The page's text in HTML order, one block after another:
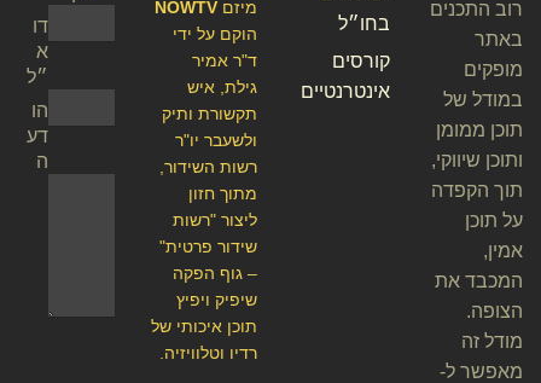
דו
א
״ל
הו
דע
מיזםNOWTV
הוקם על ידי
ד"ר אמיר
גילת, איש
תקשורת ותיק
ולשעבר יו"ר
רשות השידור,
מתוך חזון
ליצור "רשות
שידור פרטית"
– גוף הפקה
שיפיק ויפיץ
תוכן איכותי של
רדיו וטלוויזיה.
בחו״ל
קורסים
אינטרנטיים
רוב התכנים
באתר
מופקים
במודל של
תוכן ממומן
ותוכן שיווקי,
תוך הקפדה
על תוכן
אמין,
המכבד את
הצופה.
מודל זה
מאפשר ל-